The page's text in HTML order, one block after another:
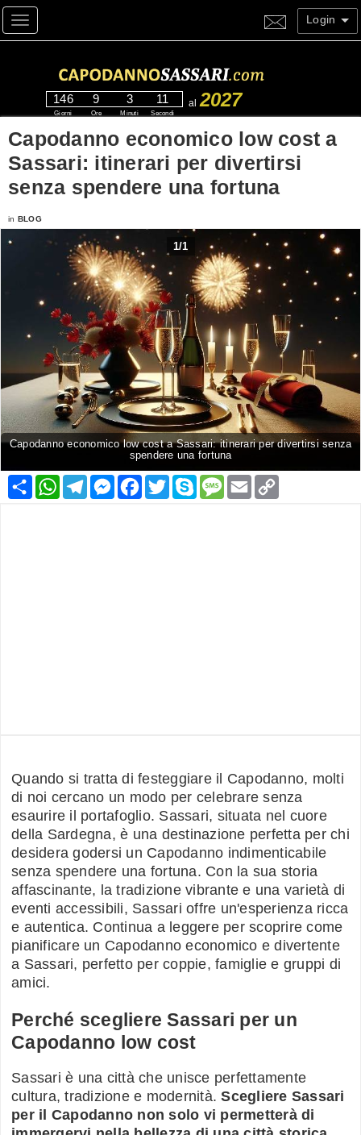
Toggle navigation Login
146
Giorni
9
Ore
3
Minuti
11
Secondi
al 2027
Capodanno economico low cost a
Sassari: itinerari per divertirsi
senza spendere una fortuna
in BLOG
1/1
Capodanno economico low cost a Sassari: itinerari per divertirsi senza
spendere una fortuna
Condividi
WhatsApp
Telegram
Messenger
Facebook
TwitterSkypeMessage
Email
Quando si tratta di festeggiare il Capodanno, molti
di noi cercano un modo per celebrare senza
esaurire il portafoglio. Sassari, situata nel cuore
della Sardegna, è una destinazione perfetta per chi
desidera godersi un Capodanno indimenticabile
senza spendere una fortuna. Con la sua storia
affascinante, la tradizione vibrante e una varietà di
eventi accessibili, Sassari offre un'esperienza ricca
e autentica. Continua a leggere per scoprire come
pianificare un Capodanno economico e divertente
a Sassari, perfetto per coppie, famiglie e gruppi di
amici.
Perché scegliere Sassari per un
Capodanno low cost
Sassari è una città che unisce perfettamente
cultura, tradizione e modernità.Scegliere Sassari
per il Capodanno non solo vi permetterà di